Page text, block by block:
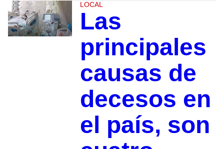
LOCAL
Las
principales
causas de
decesos en
el país, son